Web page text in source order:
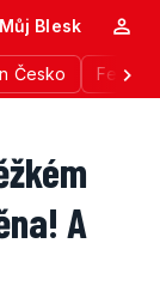
Česko
Můj Blesk
A